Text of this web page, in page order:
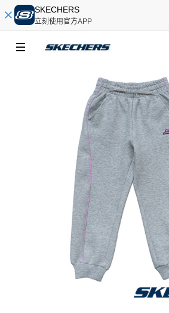
SKECHERS
立刻使用官方APP